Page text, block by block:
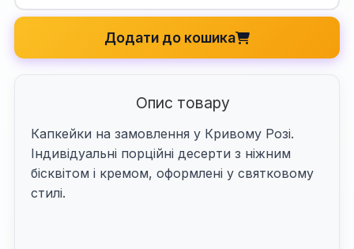
Додати до кошика
Опис товару
Капкейки на замовлення у Кривому Розі.
Індивідуальні порційні десерти з ніжним
бісквітом і кремом, оформлені у святковому